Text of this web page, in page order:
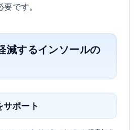
です。
減するインソールの
サポート